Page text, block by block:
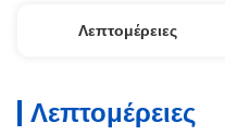
Λεπτομέρειες
Λεπτομέρειες